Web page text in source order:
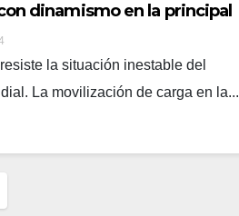
dinamismo en la principal
del país
la situación inestable del
La movilización de carga en la...